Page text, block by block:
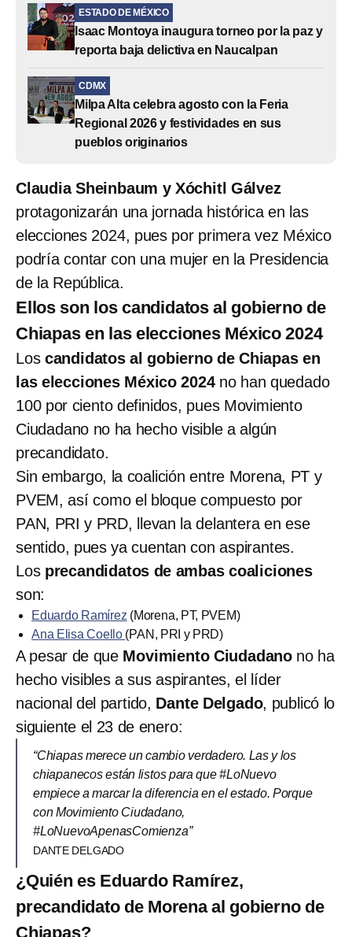
ESTADO DE MÉXICO
Isaac Montoya inaugura torneo por la paz y
reporta baja delictiva en Naucalpan
CDMX
Milpa Alta celebra agosto con la Feria
Regional 2026 y festividades en sus
pueblos originarios
Claudia Sheinbaum y Xóchitl Gálvez
protagonizarán una jornada histórica en las
elecciones 2024, pues por primera vez México
podría contar con una mujer en la Presidencia
de la República.
Ellos son los candidatos al gobierno de
Chiapas en las elecciones México 2024
Los candidatos al gobierno de Chiapas en
las elecciones México 2024no han quedado
100 por ciento definidos, pues Movimiento
Ciudadano no ha hecho visible a algún
precandidato.
Sin embargo, la coalición entre Morena, PT y
PVEM, así como el bloque compuesto por
PAN, PRI y PRD, llevan la delantera en ese
sentido, pues ya cuentan con aspirantes.
Los precandidatos de ambas coaliciones
son:
Eduardo Ramírez (Morena, PT, PVEM)
Ana Elisa Coello (PAN, PRI y PRD)
A pesar de que Movimiento Ciudadano no ha
hecho visibles a sus aspirantes, el líder
nacional del partido, Dante Delgado, publicó lo
siguiente el 23 de enero:
“Chiapas merece un cambio verdadero. Las y los
chiapanecos están listos para que #LoNuevo
empiece a marcar la diferencia en el estado. Porque
con Movimiento Ciudadano,
#LoNuevoApenasComienza”
DANTE DELGADO
¿Quién es Eduardo Ramírez,
precandidato de Morena al gobierno de
Chiapas?